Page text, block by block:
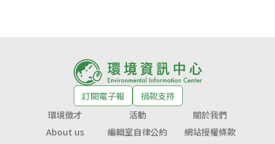
訂閱電子報
捐款支持
環境徵才
活動
關於我們
About us
編輯室自律公約
網站授權條款